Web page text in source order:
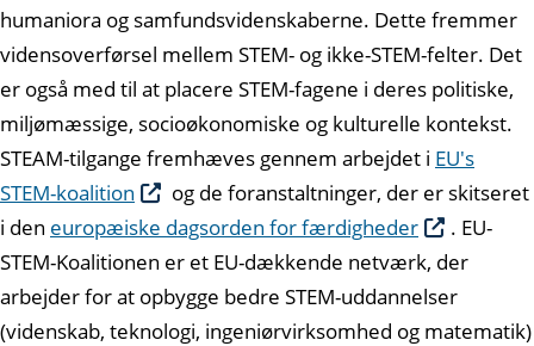
humaniora og samfundsvidenskaberne. Dette fremmer
vidensoverførsel mellem STEM- og ikke-STEM-felter. Det
er også med til at placere STEM-fagene i deres politiske,
miljømæssige, socioøkonomiske og kulturelle kontekst.
STEAM-tilgange fremhæves gennem arbejdet i EU's
STEM-koalition
og de foranstaltninger, der er skitseret
i den europæiske dagsorden for færdigheder
. EU-
STEM-Koalitionen er et EU-dækkende netværk, der
arbejder for at opbygge bedre STEM-uddannelser
(videnskab, teknologi, ingeniørvirksomhed og matematik)